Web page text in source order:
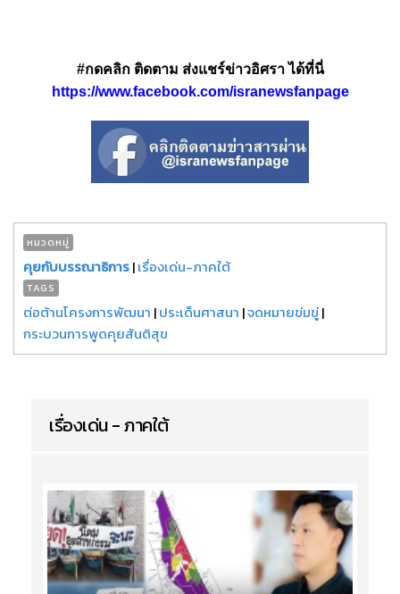
#กดคลิก ติดตาม ส่งแชร์ข่าวอิศรา ได้ที่นี่
https://www.facebook.com/isranewsfanpage
หมวดหมู่
คุยกับบรรณาธิการ|เรื่องเด่น-ภาคใต้
TAGS
ต่อต้านโครงการพัฒนา |ประเด็นศาสนา |จดหมายข่มขู่|
กระบวนการพูดคุยสันติสุข
เรื่องเด่น - ภาคใต้